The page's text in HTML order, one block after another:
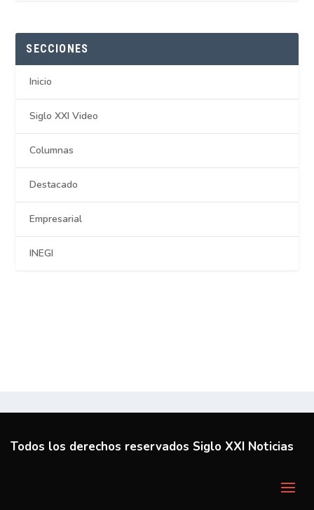
SECCIONES
Inicio
Siglo XXI Video
Columnas
Destacado
Empresarial
INEGI
Todos los derechos reservados Siglo XXI Noticias